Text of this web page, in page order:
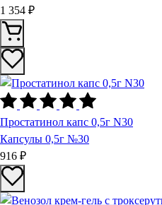
1 354 ₽
Простатинол капс 0,5г N30
Капсулы 0,5г №30
916 ₽